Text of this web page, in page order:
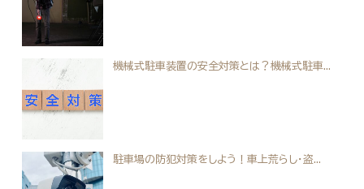
機械式駐車装置の安全対策とは？機械式駐車...
駐車場の防犯対策をしよう！車上荒らし・盗...